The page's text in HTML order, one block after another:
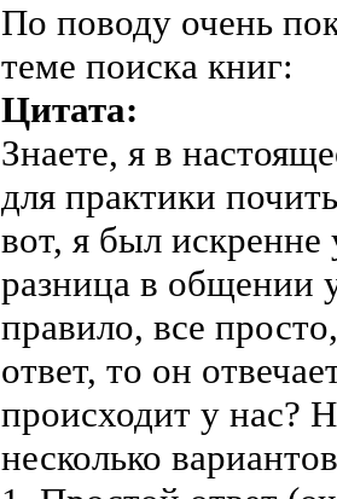
По поводу очень
теме поиска книг:
Цитата:
Знаете, я в
для практики
вот, я был искренне
разница в общении
правило, все
ответ, то он
происходит у нас?
несколько